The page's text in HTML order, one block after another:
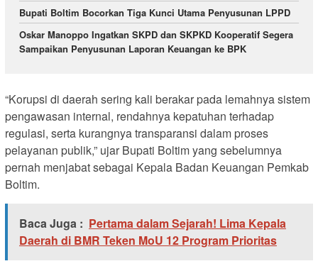
Bupati Boltim Bocorkan Tiga Kunci Utama Penyusunan LPPD
Oskar Manoppo Ingatkan SKPD dan SKPKD Kooperatif Segera
Sampaikan Penyusunan Laporan Keuangan ke BPK
“Korupsi di daerah sering kali berakar pada lemahnya sistem
pengawasan internal, rendahnya kepatuhan terhadap
regulasi, serta kurangnya transparansi dalam proses
pelayanan publik,” ujar Bupati Boltim yang sebelumnya
pernah menjabat sebagai Kepala Badan Keuangan Pemkab
Boltim.
Baca Juga : Pertama dalam Sejarah! Lima Kepala
Daerah di BMR Teken MoU 12 Program Prioritas